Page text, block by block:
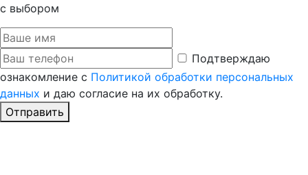
с выбором
Подтверждаю
ознакомление с Политикой обработки персональных
данных и даю согласие на их обработку.
Отправить